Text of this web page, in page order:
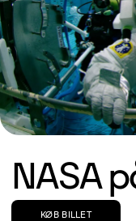
NASA
KØB BILLET